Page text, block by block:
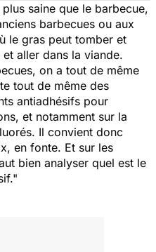
saine que le barbecue,
barbecues ou aux
le gras peut tomber et
aller dans la viande.
on a tout de même
tout de même des
antiadhésifs pour
et notamment sur la
Il convient donc
en fonte. Et sur les
bien analyser quel est le